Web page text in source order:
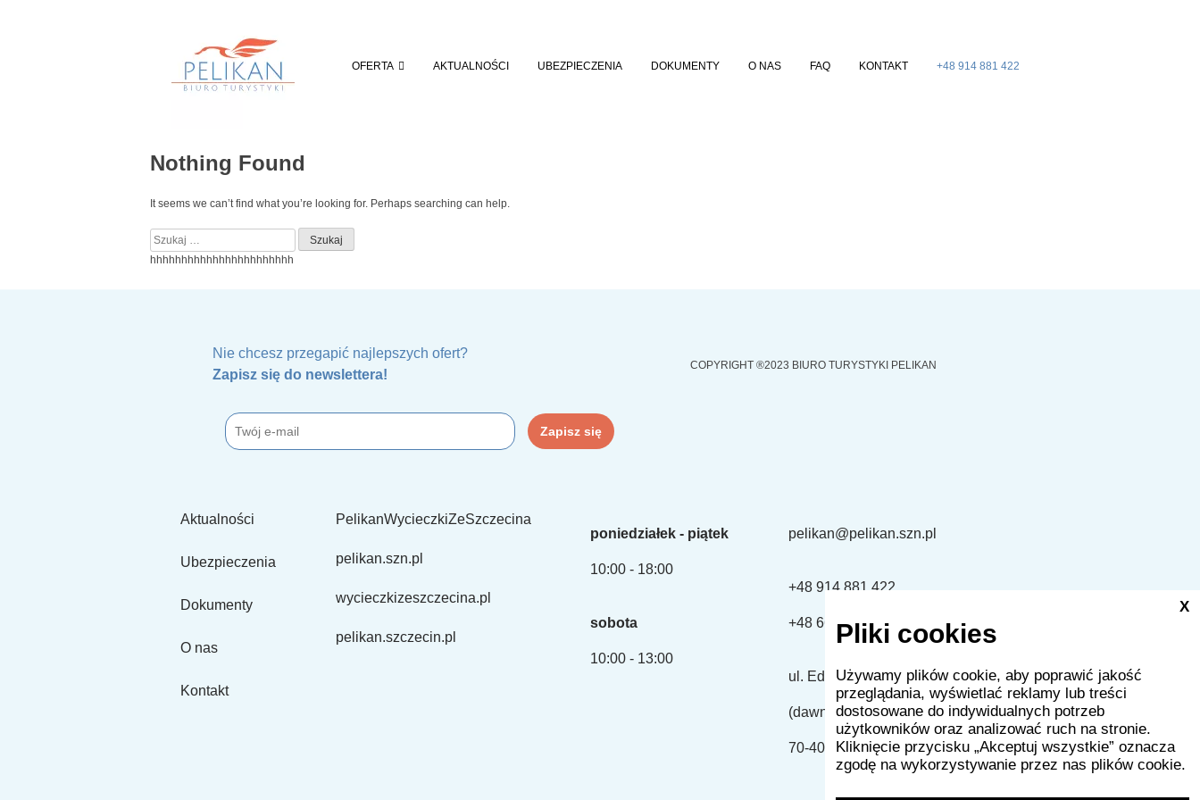
OFERTA AKTUALNOŚCI UBEZPIECZENIA DOKUMENTY O NAS FAQ KONTAKT +48 914 881 422
Nothing Found
It seems we can’t find what you’re looking for. Perhaps searching can help.
Szukaj:
hhhhhhhhhhhhhhhhhhhhhhh
Nie chcesz przegapić najlepszych ofert?
Zapisz się do newslettera!
COPYRIGHT ®2023 BIURO TURYSTYKI PELIKAN
Aktualności
Ubezpieczenia
Dokumenty
O nas
Kontakt
PelikanWycieczkiZeSzczecina
pelikan.szn.pl
wycieczkizeszczecina.pl
pelikan.szczecin.pl
poniedziałek - piątek
10:00 - 18:00
sobota
10:00 - 13:00
pelikan@pelikan.szn.pl
+48 914 881 422
+48 661 507 863
ul. Edmunda Bałuki 2 lok.U3
(dawna ulica Obrońców Stalingradu)
70-406 Szczecin
X
Pliki cookies
Używamy plików cookie, aby poprawić jakość
przeglądania, wyświetlać reklamy lub treści
dostosowane do indywidualnych potrzeb
użytkowników oraz analizować ruch na stronie.
Kliknięcie przycisku „Akceptuj wszystkie” oznacza
zgodę na wykorzystywanie przez nas plików cookie.